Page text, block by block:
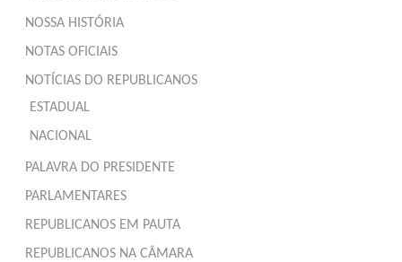
NOSSA HISTÓRIA
NOTAS OFICIAIS
NOTÍCIAS DO REPUBLICANOS
ESTADUAL
NACIONAL
PALAVRA DO PRESIDENTE
PARLAMENTARES
REPUBLICANOS EM PAUTA
REPUBLICANOS NA CÂMARA